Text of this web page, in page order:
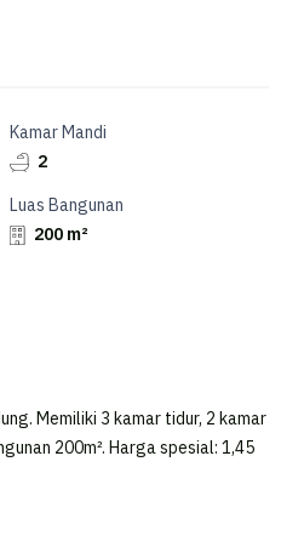
Kamar Mandi
2
Luas Bangunan
200 m²
Memiliki 3 kamar tidur, 2 kamar
200m². Harga spesial: 1,45